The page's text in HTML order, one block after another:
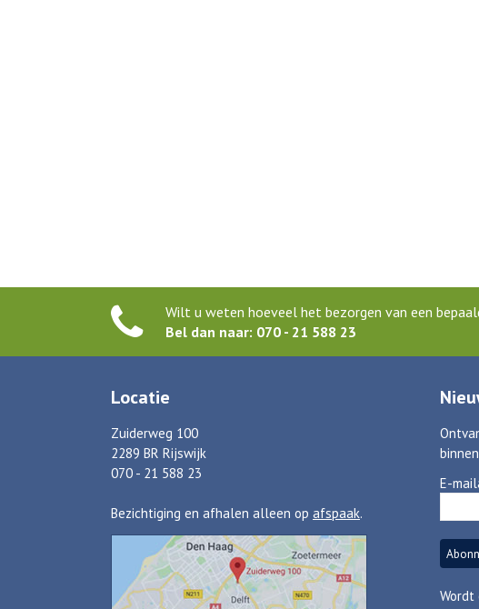
Wilt u weten hoeveel het bezorgen van een
Bel dan naar: 070 - 21 588 23
Locatie
Zuiderweg 100
2289 BR Rijswijk
070 - 21 588 23
Bezichtiging en afhalen alleen op afspaak.
E-
Wordt